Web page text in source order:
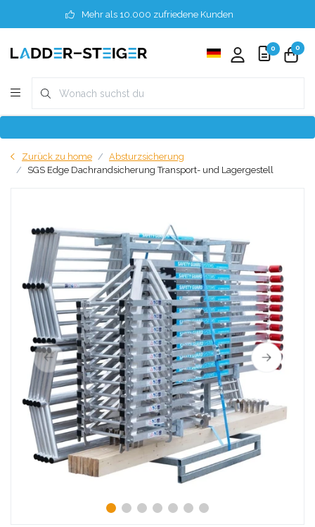
Mehr als 10.000 zufriedene Kunden
0 0
Zurück zu home
Absturzsicherung
SGS Edge Dachrandsicherung Transport- und Lagergestell